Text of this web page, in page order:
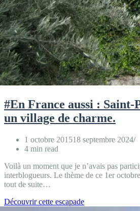
#En France aussi : Saint-
un village de charme.
1 octobre 201518 septembre 2024
4 min read
Voilà un moment que je n’avais pas
interblogueurs. Le thème de ce 1er
tout de suite…
Découvrir cette escapade#En